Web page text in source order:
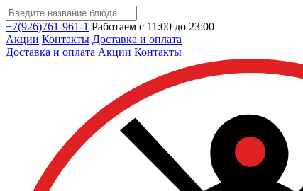
+7(926)761-961-1 Работаем с 11:00 до 23:00
Акции Контакты Доставка и оплата
Доставка и оплата Акции Контакты